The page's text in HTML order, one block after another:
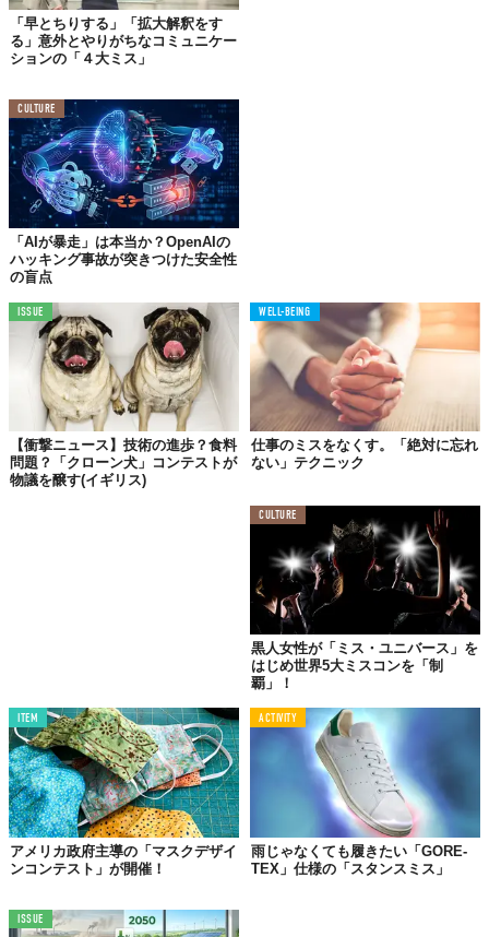
「先月、バージニア州のシャーロッツビルで、白人至上主
義者、ネオナチ、そしてKKKと、その反対抗議者たちの抗
議が暴動へとエスカレートし、死亡者も出してしまいまし
出しました。この発言に同意しますか？はい、またはいい
え、そしてその理由を述べてください」
この質問に対して答えるのは、ミス・テキサスのMargana Wood
さん。
「この度の白人至上主義者たちの事件は、とても明確なテ
ロ事件でした。そして、トランプ大統領は、この事実、そ
して、早急に私たち全国民の安全面を守るような声明を出
すべきだったのではないのでしょうか。それが今、一番の
問題なのではないでしょうか」
Marganaさんの回答には、迷いがなく、わかりやすく、そして力
強い。20秒以内という短時間で、彼女の返答が終わる前から、大
歓声が鳴り止みませんでした。Twitter上でもMarganaさんのイン
タビュー回答にSNS上では「彼女に票を！」という賞賛の声が多
望まれた声なのかもしれない
「早とちりする」「拡大解釈をす
る」意外とやりがちなコミュニケー
ションの「４大ミス」
CULTURE
「AIが暴走」は本当か？OpenAIの
ハッキング事故が突きつけた安全性
の盲点
ISSUE
【衝撃ニュース】技術の進歩？食料
問題？「クローン犬」コンテストが
物議を醸す(イギリス)
WELL-BEING
仕事のミスをなくす。「絶対に忘れ
ない」テクニック
CULTURE
黒人女性が「ミス・ユニバース」を
はじめ世界5大ミスコンを「制
覇」！
ITEM
アメリカ政府主導の「マスクデザイ
ンコンテスト」が開催！
ACTIVITY
雨じゃなくても履きたい「GORE-
TEX」仕様の「スタンスミス」
ISSUE